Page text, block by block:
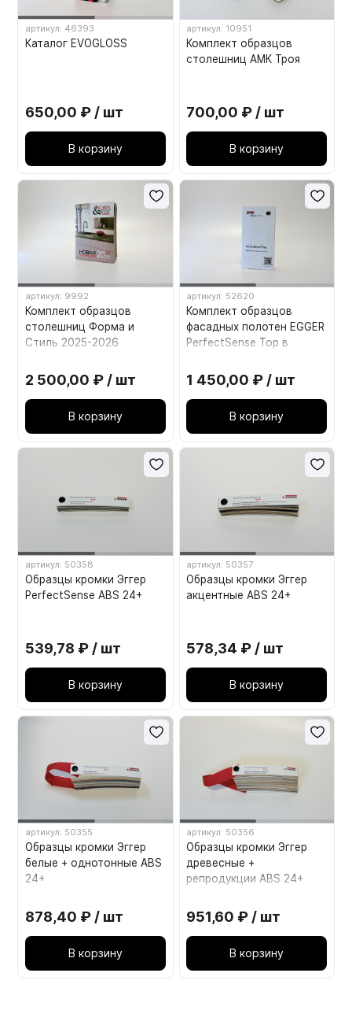
артикул: 46393
Каталог EVOGLOSS
650,00 ₽ / шт
В корзину
артикул: 10951
Комплект образцов
столешниц АМК Троя
700,00 ₽ / шт
В корзину
артикул: 9992
Комплект образцов
столешниц Форма и
Стиль 2025-2026
2 500,00 ₽ / шт
В корзину
артикул: 52620
Комплект образцов
фасадных полотен EGGER
PerfectSense Top в
1 450,00 ₽ / шт
В корзину
артикул: 50358
Образцы кромки Эггер
PerfectSense ABS 24+
539,78 ₽ / шт
В корзину
артикул: 50357
Образцы кромки Эггер
акцентные ABS 24+
578,34 ₽ / шт
В корзину
артикул: 50355
Образцы кромки Эггер
белые + однотонные ABS
24+
878,40 ₽ / шт
В корзину
артикул: 50356
Образцы кромки Эггер
древесные +
репродукции ABS 24+
951,60 ₽ / шт
В корзину